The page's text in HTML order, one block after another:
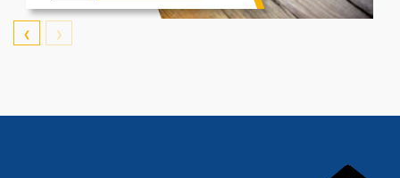
❮
❯